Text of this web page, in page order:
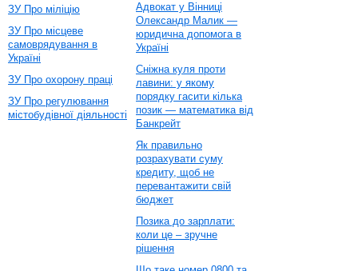
ЗУ Про міліцію
ЗУ Про місцеве
самоврядування в
Україні
ЗУ Про охорону праці
ЗУ Про регулювання
містобудівної діяльності
Адвокат у Вінниці
Олександр Малик —
юридична допомога в
Україні
Сніжна куля проти
лавини: у якому
порядку гасити кілька
позик — математика від
Банкрейт
Як правильно
розрахувати суму
кредиту, щоб не
перевантажити свій
бюджет
Позика до зарплати:
коли це – зручне
рішення